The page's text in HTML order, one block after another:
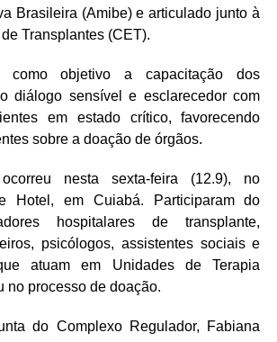
Brasileira (Amibe) e articulado junto à
Transplantes (CET).
como objetivo a capacitação dos
diálogo sensível e esclarecedor com
em estado crítico, favorecendo
sobre a doação de órgãos.
nesta sexta-feira (12.9), no
Hotel, em Cuiabá. Participaram do
hospitalares de transplante,
psicólogos, assistentes sociais e
atuam em Unidades de Terapia
no processo de doação.
do Complexo Regulador, Fabiana